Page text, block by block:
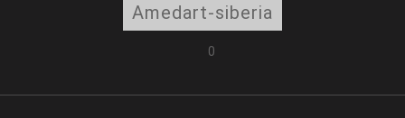
Amedart-siberia
0